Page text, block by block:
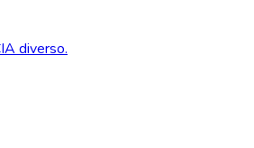
diverso.